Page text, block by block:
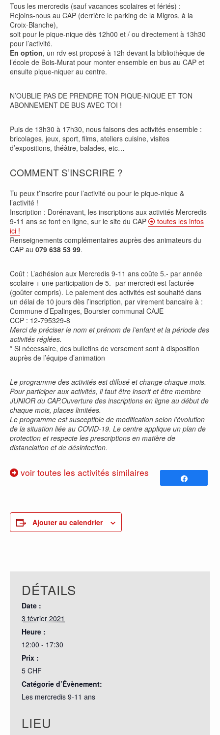
Tous les mercredis (sauf vacances scolaires et fériés) :
Rejoins-nous au CAP (derrière le parking de la Migros, à la
Croix-Blanche),
soit pour le pique-nique dès 12h00 et / ou directement à 13h30
pour l’activité.
En option, un rdv est proposé à 12h devant la bibliothèque de
l’école de Bois-Murat pour monter ensemble en bus au CAP et
ensuite pique-niquer au centre.
N’OUBLIE PAS DE PRENDRE TON PIQUE-NIQUE ET TON
ABONNEMENT DE BUS AVEC TOI !
Puis de 13h30 à 17h30, nous faisons des activités ensemble :
bricolages, jeux, sport, films, ateliers cuisine, visites
d’expositions, théâtre, balades, etc…
COMMENT S’INSCRIRE ?
Tu peux t’inscrire pour l’activité ou pour le pique-nique &
l’activité !
Inscription : Dorénavant, les inscriptions aux activités Mercredis
9-11 ans se font en ligne, sur le site du CAP
toutes les infos
ici !
Renseignements complémentaires auprès des animateurs du
CAP au 079 638 53 99.
Coût : L’adhésion aux Mercredis 9-11 ans coûte 5.- par année
scolaire + une participation de 5.- par mercredi est facturée
(goûter compris). Le paiement des activités est souhaité dans
un délai de 10 jours dès l’inscription, par virement bancaire à :
Commune d’Epalinges, Boursier communal CAJE
CCP : 12-795329-8
Merci de préciser le nom et prénom de l’enfant et la période des
activités réglées.
* Si nécessaire, des bulletins de versement sont à disposition
auprès de l’équipe d’animation
Le programme des activités est diffusé et change chaque mois.
Pour participer aux activités, il faut être inscrit et être membre
JUNIOR du CAP.Ouverture des inscriptions en ligne au début de
chaque mois, places limitées.
Le programme est susceptible de modification selon l’évolution
de la situation liée au COVID-19. Le centre applique un plan de
protection et respecte les prescriptions en matière de
distanciation et de désinfection.
voir toutes les activités similaires
Ajouter au calendrier
DÉTAILS
Date :
3 février 2021
Heure :
12:00 - 17:30
Prix :
5 CHF
Catégorie d’Évènement:
Les mercredis 9-11 ans
LIEU